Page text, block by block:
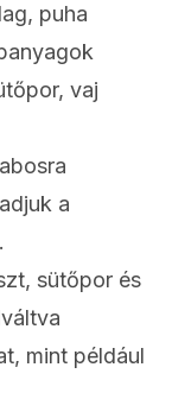
puha
vaj
a
sütőpor és
mint például